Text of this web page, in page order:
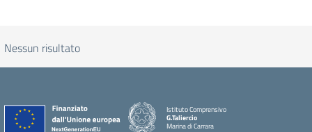
Nessun risultato
Istituto Comprensivo
G.Taliercio
Marina di Carrara